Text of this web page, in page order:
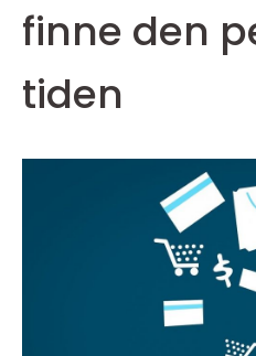
finne den
tiden